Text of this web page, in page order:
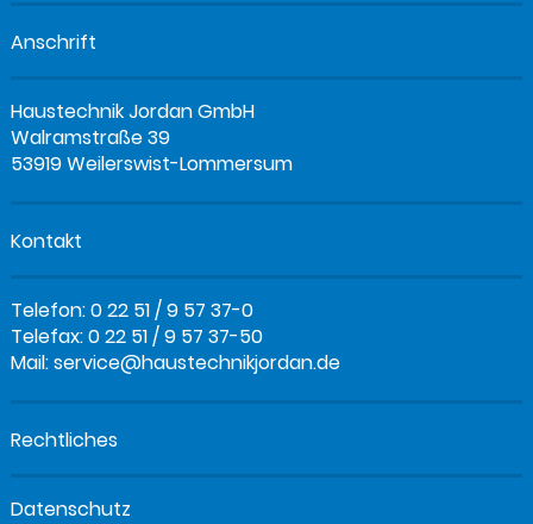
Anschrift
Haustechnik Jordan GmbH
Walramstraße 39
53919 Weilerswist-Lommersum
Kontakt
Telefon: 0 22 51 / 9 57 37-0
Telefax: 0 22 51 / 9 57 37-50
Mail:service@haustechnikjordan.de
Rechtliches
Datenschutz